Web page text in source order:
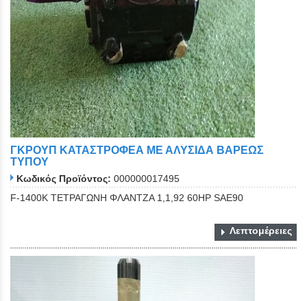
ΓΚΡΟΥΠ ΚΑΤΑΣΤΡΟΦΕΑ ΜΕ ΑΛΥΣΙΔΑ ΒΑΡΕΩΣ
ΤΥΠΟΥ
Κωδικός Προϊόντος: 000000017495
F-1400K ΤΕΤΡΑΓΩΝΗ ΦΛΑΝΤΖΑ 1,1,92 60ΗΡ SAE90
Λεπτομέρειες